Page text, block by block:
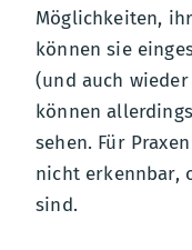
Möglichkeiten,
können sie
(und auch
können
sehen. Für
nicht erkennbar,
sind.